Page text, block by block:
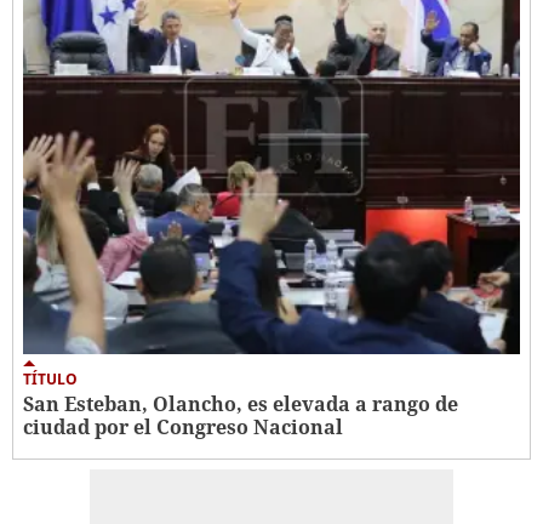
TÍTULO
San Esteban, Olancho, es elevada a rango de
ciudad por el Congreso Nacional